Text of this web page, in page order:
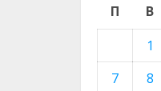
П В
1
7
8